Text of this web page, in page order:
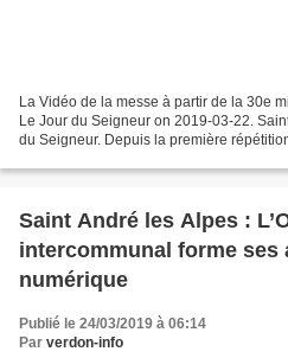
La Vidéo de la messe à partir de la 30e
Le Jour du Seigneur on 2019-03-22.
du Seigneur. Depuis la première
Saint André les Alpes :
intercommunal forme ses
numérique
Publié le 24/03/2019 à 06:14
Par verdon-info